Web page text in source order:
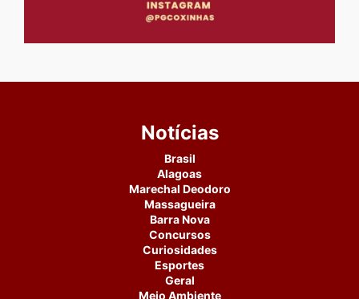
Notícias
Brasil
Alagoas
Marechal Deodoro
Massagueira
Barra Nova
Concursos
Curiosidades
Esportes
Geral
Meio Ambiente